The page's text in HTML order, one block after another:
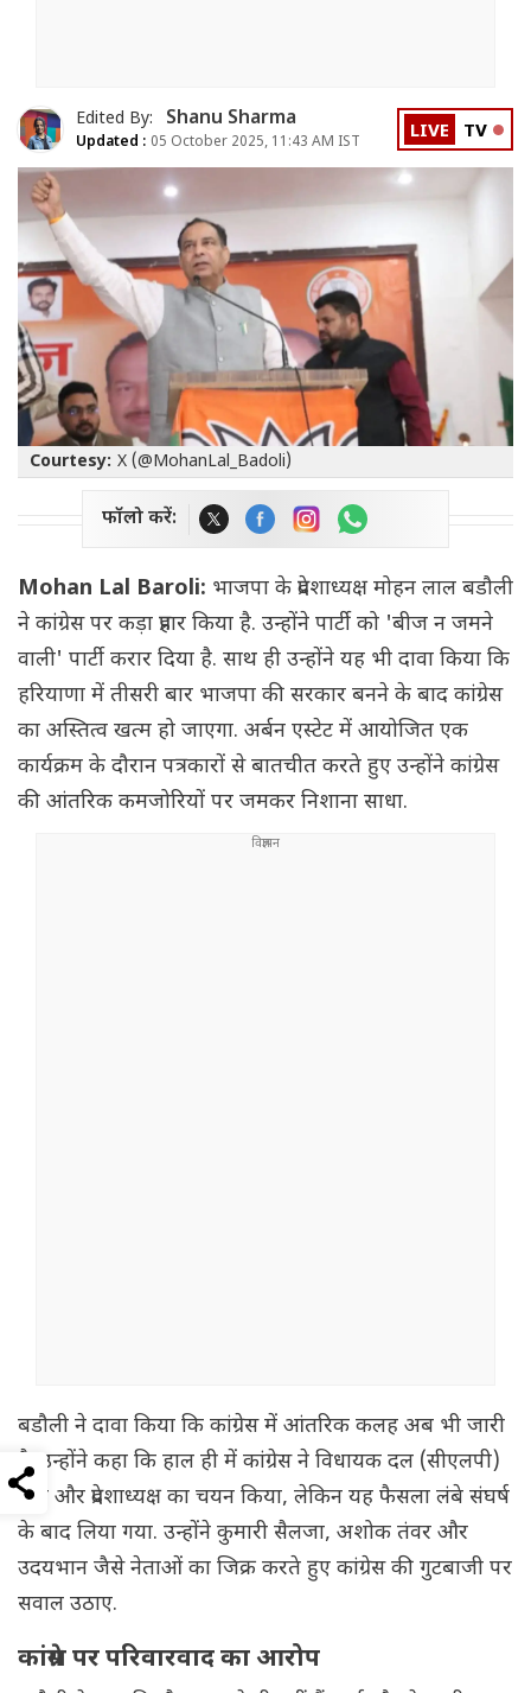
Edited By: Shanu Sharma
Updated : 05 October 2025, 11:43 AM IST LIVE TV
Courtesy: X (@MohanLal_Badoli)
फॉलो करें:
Mohan Lal Baroli: भाजपा के प्रदेशाध्यक्ष मोहन लाल बडौली
ने कांग्रेस पर कड़ा प्रहार किया है. उन्होंने पार्टी को 'बीज न जमने
वाली' पार्टी करार दिया है. साथ ही उन्होंने यह भी दावा किया कि
हरियाणा में तीसरी बार भाजपा की सरकार बनने के बाद कांग्रेस
का अस्तित्व खत्म हो जाएगा. अर्बन एस्टेट में आयोजित एक
कार्यक्रम के दौरान पत्रकारों से बातचीत करते हुए उन्होंने कांग्रेस
की आंतरिक कमजोरियों पर जमकर निशाना साधा.
बडौली ने दावा किया कि कांग्रेस में आंतरिक कलह अब भी जारी
है. उन्होंने कहा कि हाल ही में कांग्रेस ने विधायक दल (सीएलपी)
नेता और प्रदेशाध्यक्ष का चयन किया, लेकिन यह फैसला लंबे संघर्ष
के बाद लिया गया. उन्होंने कुमारी सैलजा, अशोक तंवर और
उदयभान जैसे नेताओं का जिक्र करते हुए कांग्रेस की गुटबाजी पर
सवाल उठाए.
कांग्रेस पर परिवारवाद का आरोप